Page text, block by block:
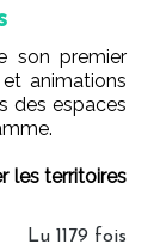
son premier
animations
des espaces
les territoires
Lu 1179 fois